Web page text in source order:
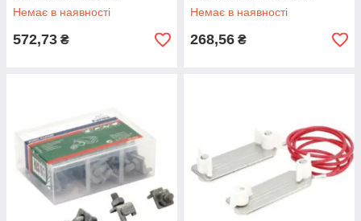
Немає в наявності
572,73 ₴
Немає в наявності
268,56 ₴